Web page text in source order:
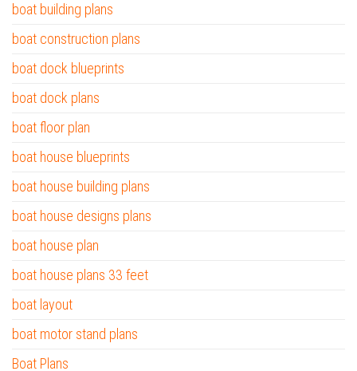
boat building plans
boat construction plans
boat dock blueprints
boat dock plans
boat floor plan
boat house blueprints
boat house building plans
boat house designs plans
boat house plan
boat house plans 33 feet
boat layout
boat motor stand plans
Boat Plans